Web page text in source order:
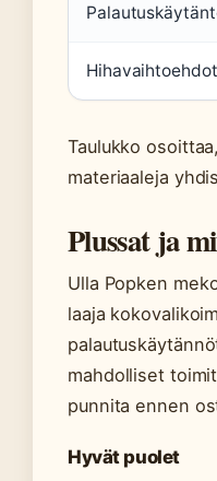
Hihavaihtoehdot
Taulukko
materiaaleja
Plussat ja
Ulla Popken
laaja
mahdolliset
punnita ennen
Hyvät puolet